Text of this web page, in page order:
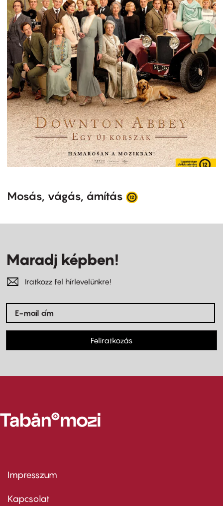
Mosás, vágás, ámítás
Maradj képben!
Iratkozz fel hírlevelünkre!
Feliratkozás
Footer
first
Impresszum
Kapcsolat